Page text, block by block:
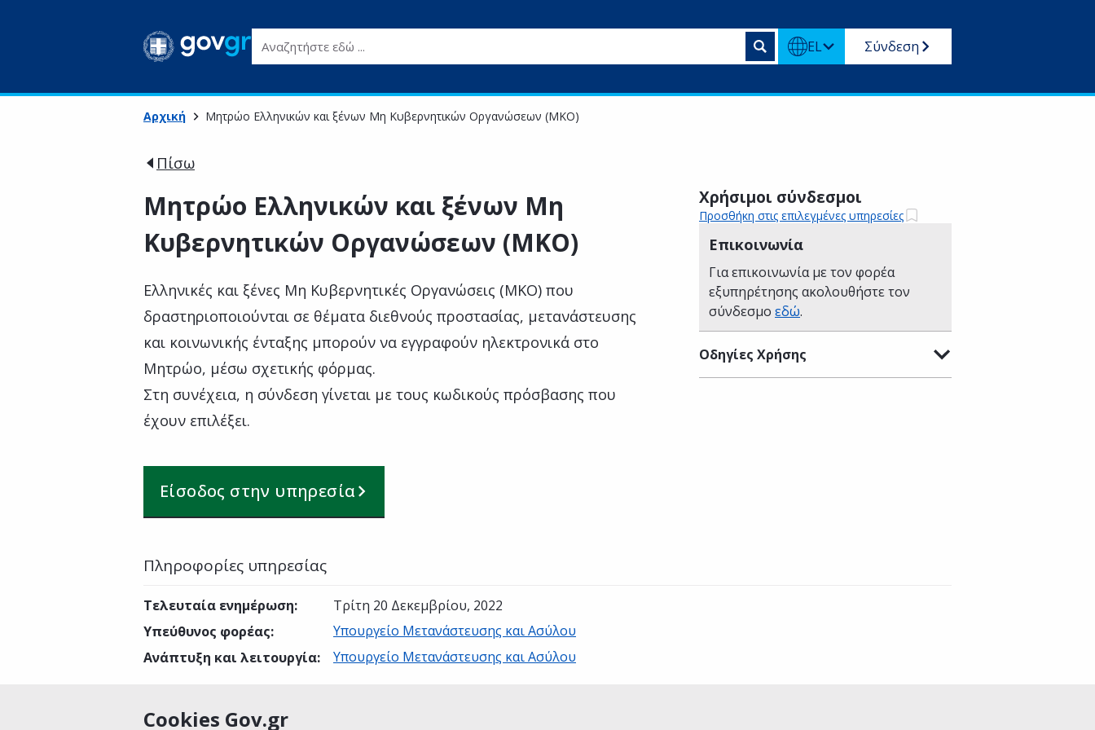
Cookies Gov.gr
Αναζητήστε εδώ ... EL Σύνδεση
Αρχική Μητρώο Ελληνικών και ξένων Μη Κυβερνητικών Οργανώσεων (ΜΚΟ)
Πίσω
Μητρώο Ελληνικών και ξένων Μη
Κυβερνητικών Οργανώσεων (ΜΚΟ)
Ελληνικές και ξένες Μη Κυβερνητικές Οργανώσεις (ΜΚΟ) που
δραστηριοποιούνται σε θέματα διεθνούς προστασίας, μετανάστευσης
και κοινωνικής ένταξης μπορούν να εγγραφούν ηλεκτρονικά στο
Μητρώο, μέσω σχετικής φόρμας.
Στη συνέχεια, η σύνδεση γίνεται με τους κωδικούς πρόσβασης που
έχουν επιλέξει.
Είσοδος στην υπηρεσία
Χρήσιμοι σύνδεσμοι
Προσθήκη στις επιλεγμένες υπηρεσίες
Επικοινωνία
Για επικοινωνία με τον φορέα
εξυπηρέτησης ακολουθήστε τον
σύνδεσμο εδώ.
Οδηγίες Χρήσης
Πληροφορίες υπηρεσίας
Τελευταία ενημέρωση:
Τρίτη 20 Δεκεμβρίου, 2022
Υπεύθυνος φορέας:
Υπουργείο Μετανάστευσης και Ασύλου
Ανάπτυξη και λειτουργία: Υπουργείο Μετανάστευσης και Ασύλου